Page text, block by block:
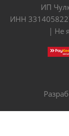
ИП
ИНН
| Не